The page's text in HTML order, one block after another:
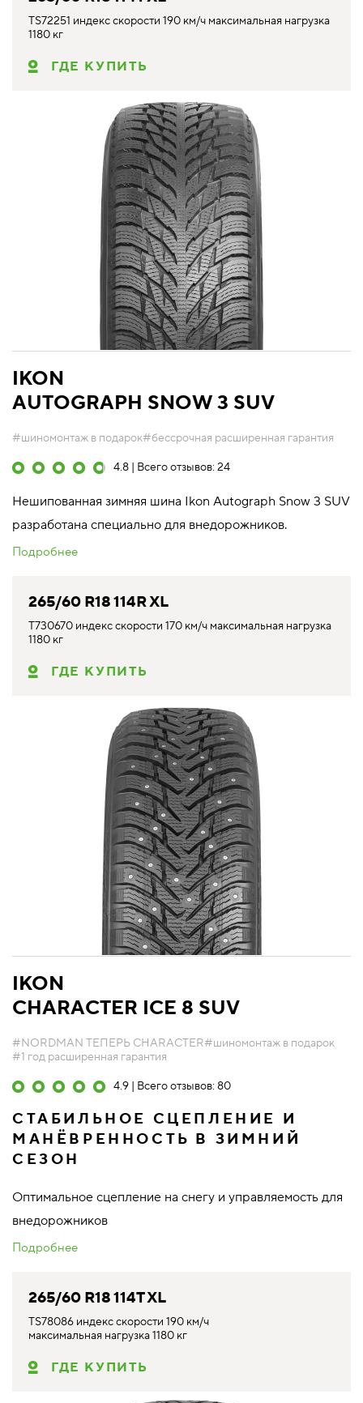
TS72251 индекс скорости 190 км/ч максимальная нагрузка
1180 кг
ГДЕ КУПИТЬ
IKON
AUTOGRAPH SNOW 3 SUV
#шиномонтаж в подарок#бессрочная расширенная гарантия
4.8 | Всего отзывов: 24
Нешипованная зимняя шина Ikon Autograph Snow 3 SUV
разработана специально для внедорожников.
Подробнее
265/60 R18 114R XL
T730670 индекс скорости 170 км/ч максимальная нагрузка
1180 кг
ГДЕ КУПИТЬ
IKON
CHARACTER ICE 8 SUV
#NORDMAN ТЕПЕРЬ CHARACTER#шиномонтаж в подарок
#1 год расширенная гарантия
4.9 | Всего отзывов: 80
СТАБИЛЬНОЕ СЦЕПЛЕНИЕ И
МАНЁВРЕННОСТЬ В ЗИМНИЙ
СЕЗОН
Оптимальное сцепление на снегу и управляемость для
внедорожников
Подробнее
265/60 R18 114T XL
TS78086 индекс скорости 190 км/ч
максимальная нагрузка 1180 кг
ГДЕ КУПИТЬ